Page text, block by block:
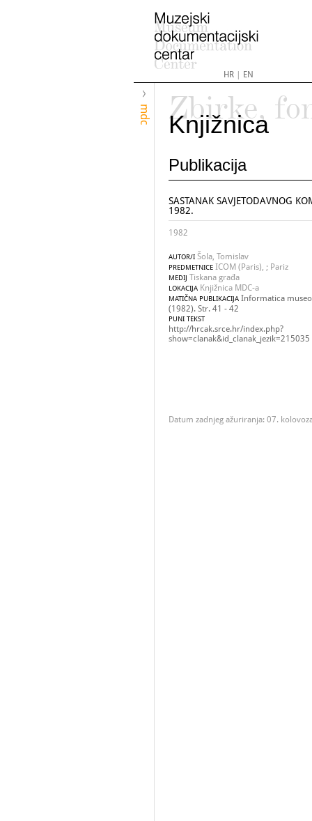
HR| EN
mdc
Zbirke,
Knjižnica
Publikacija
SASTANAK SAVJETODAVNOG
1982.
1982
AUTOR/I Šola, Tomislav
PREDMETNICE ICOM (Paris), ; Pariz
MEDIJ Tiskana građa
LOKACIJA Knjižnica MDC-a
MATIČNA PUBLIKACIJA Informatica
(1982). Str. 41 - 42
PUNI TEKST
http://hrcak.srce.hr/index.php?
show=clanak&id_clanak_jezik=215035
Datum zadnjeg ažuriranja: 07.